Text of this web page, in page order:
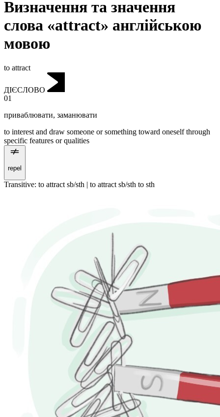
Визначення та значення
слова «attract» англійською
мовою
to attract
ДІЄСЛОВО
01
приваблювати, заманювати
to interest and draw someone or something toward oneself through
specific features or qualities
repel
Transitive: to attract sb/sth | to attract sb/sth to sth